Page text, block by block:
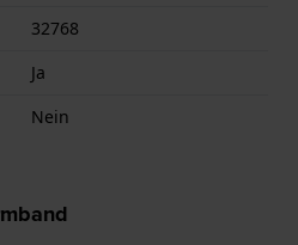
32768
Ja
Nein